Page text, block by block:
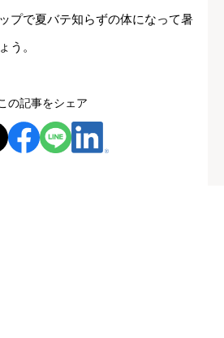
プで夏バテ知らずの体になって暑
う。
の記事をシェア